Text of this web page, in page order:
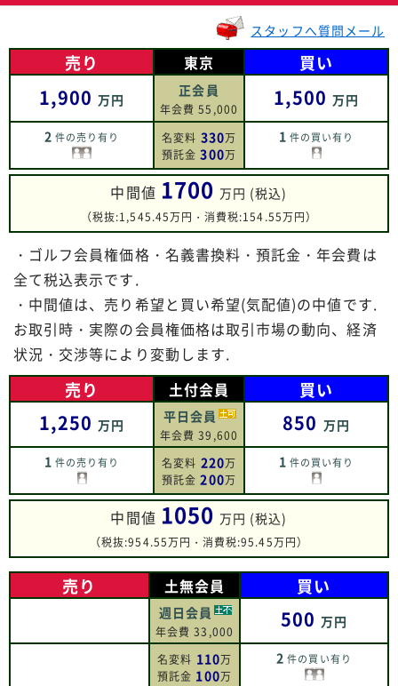
スタッフへ質問メール
売り
1,900万円
2 件の売り有り
東京
正会員
年会費 55,000
名変料 330万
預託金 300万
買い
1,500万円
1 件の買い有り
中間値 1700 万円 (税込)
（税抜:1,545.45万円・消費税:154.55万円）
・ゴルフ会員権価格・名義書換料・預託金・年会費は
全て税込表示です.
・中間値は、売り希望と買い希望(気配値)の中値です.
お取引時・実際の会員権価格は取引市場の動向、経済
状況・交渉等により変動します.
売り
1,250万円
1 件の売り有り
土付会員
平日会員
年会費 39,600
名変料 220万
預託金 200万
買い
850 万円
1 件の買い有り
中間値 1050 万円 (税込)
（税抜:954.55万円・消費税:95.45万円）
売り 土無会員
週日会員
年会費 33,000
名変料 110万
預託金 100万
買い
500万円
2 件の買い有り